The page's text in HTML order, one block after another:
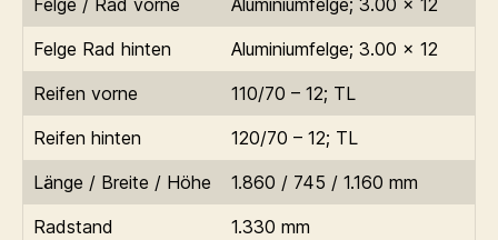
Felge / Rad vorne
Aluminiumfelge; 3.00 x 12
Felge Rad hinten
Aluminiumfelge; 3.00 x 12
Reifen vorne
110/70 – 12; TL
Reifen hinten
120/70 – 12; TL
Länge / Breite / Höhe
1.860 / 745 / 1.160 mm
Radstand
1.330 mm